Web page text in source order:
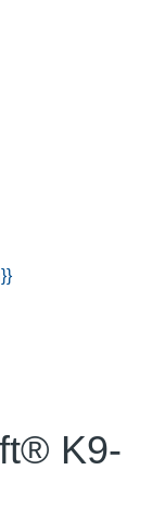
K9-